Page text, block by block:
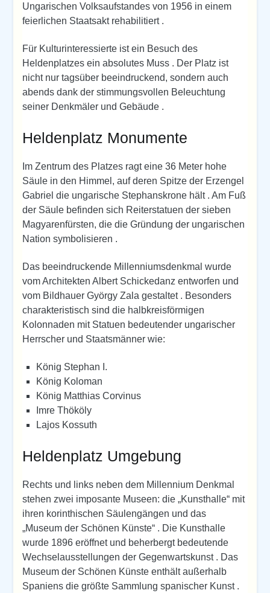
Ungarischen Volksaufstandes von 1956 in einem
feierlichen Staatsakt rehabilitiert .
Für Kulturinteressierte ist ein Besuch des
Heldenplatzes ein absolutes Muss . Der Platz ist
nicht nur tagsüber beeindruckend, sondern auch
abends dank der stimmungsvollen Beleuchtung
seiner Denkmäler und Gebäude .
Heldenplatz Monumente
Im Zentrum des Platzes ragt eine 36 Meter hohe
Säule in den Himmel, auf deren Spitze der Erzengel
Gabriel die ungarische Stephanskrone hält . Am Fuß
der Säule befinden sich Reiterstatuen der sieben
Magyarenfürsten, die die Gründung der ungarischen
Nation symbolisieren .
Das beeindruckende Millenniumsdenkmal wurde
vom Architekten Albert Schickedanz entworfen und
vom Bildhauer György Zala gestaltet . Besonders
charakteristisch sind die halbkreisförmigen
Kolonnaden mit Statuen bedeutender ungarischer
Herrscher und Staatsmänner wie:
König Stephan I.
König Koloman
König Matthias Corvinus
Imre Thököly
Lajos Kossuth
Heldenplatz Umgebung
Rechts und links neben dem Millennium Denkmal
stehen zwei imposante Museen: die „Kunsthalle“ mit
ihren korinthischen Säulengängen und das
„Museum der Schönen Künste“ . Die Kunsthalle
wurde 1896 eröffnet und beherbergt bedeutende
Wechselausstellungen der Gegenwartskunst . Das
Museum der Schönen Künste enthält außerhalb
Spaniens die größte Sammlung spanischer Kunst .